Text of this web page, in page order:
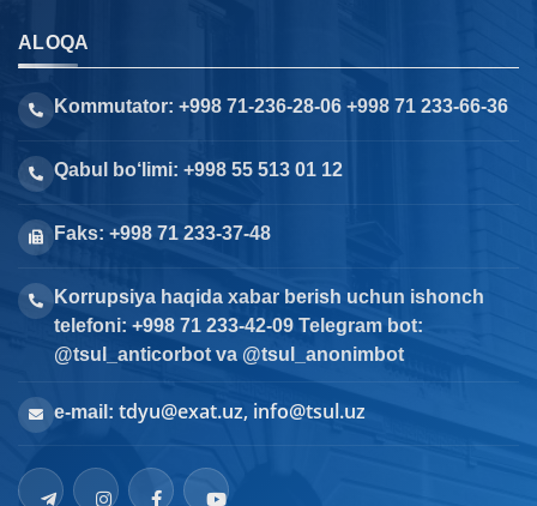
ALOQA
Kommutator: +998 71-236-28-06 +998 71 233-66-36
Qabul bo‘limi: +998 55 513 01 12
Faks: +998 71 233-37-48
Korrupsiya haqida xabar berish uchun ishonch
telefoni: +998 71 233-42-09 Telegram bot:
@tsul_anticorbot va @tsul_anonimbot
e-mail: tdyu@exat.uz, info@tsul.uz